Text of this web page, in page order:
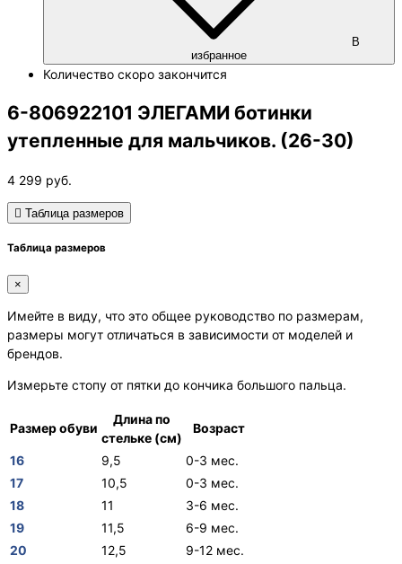
В
избранное
Количество скоро закончится
6-806922101 ЭЛЕГАМИ ботинки
утепленные для мальчиков. (26-30)
4 299 руб.
Таблица размеров
Таблица размеров
×
Имейте в виду, что это общее руководство по размерам,
размеры могут отличаться в зависимости от моделей и
брендов.
Измерьте стопу от пятки до кончика большого пальца.
Размер обуви
Длина по
стельке (см)
Возраст
16 9,5
0-3 мес.
17
10,5
0-3 мес.
18
11
3-6 мес.
19
11,5
6-9 мес.
20
12,5 9-12 мес.